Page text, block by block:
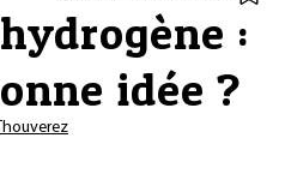
:
idée ?